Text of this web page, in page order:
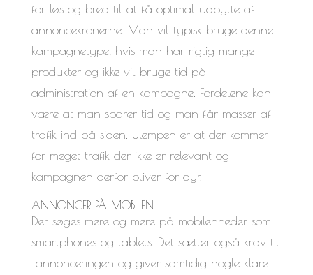
for løs og bred til at få optimal udbytte af
annoncekronerne. Man vil typisk bruge denne
kampagnetype, hvis man har rigtig mange
produkter og ikke vil bruge tid på
administration af en kampagne. Fordelene kan
være at man sparer tid og man får masser af
trafik ind på siden. Ulempen er at der kommer
for meget trafik der ikke er relevant og
kampagnen derfor bliver for dyr.
ANNONCER PÅ MOBILEN
Der søges mere og mere på mobilenheder som
smartphones og tablets. Det sætter også krav til
annonceringen og giver samtidig nogle klare